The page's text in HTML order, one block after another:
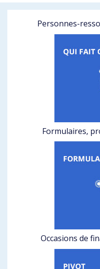
Personnes-
Formulaires,
Occasions de